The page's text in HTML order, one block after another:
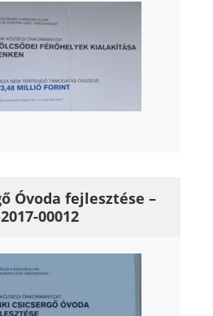
Óvoda fejlesztése –
00012